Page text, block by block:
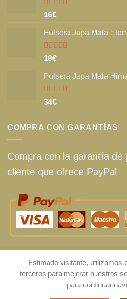
Valorado
5
16€
Pulsera Japa Mala
Valorado
5
18€
Pulsera Japa Mala
Valorado
34€
COMPRA CON GARANTÍAS
Compra con la garantía de
cliente que ofrece PayPal
chakra108.com © 2019 · 2026 (Spain) |
|Consentimiento de cookies
venta|
Estimado visitante, utilizamos
terceros para mejorar nuestros
para continuar